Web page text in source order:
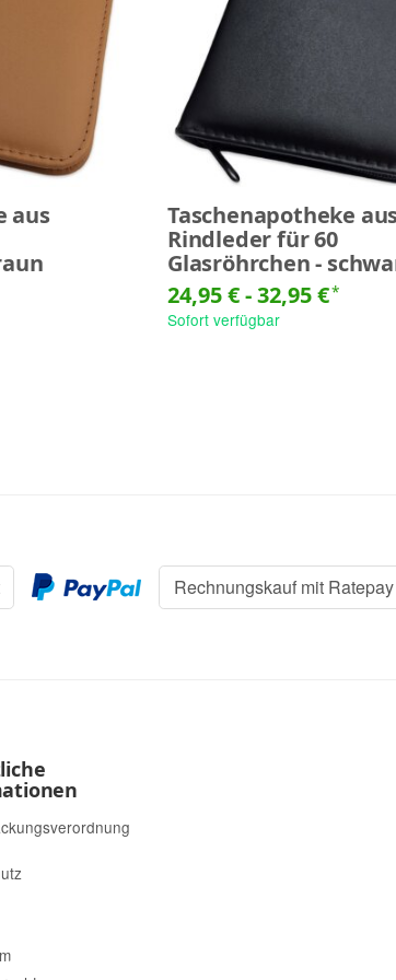
aus
Taschenapotheke
Rindleder für 60
Glasröhrchen -
24,95 € -32,95 €*
Sofort verfügbar
Rechnungskauf mit Ratepay